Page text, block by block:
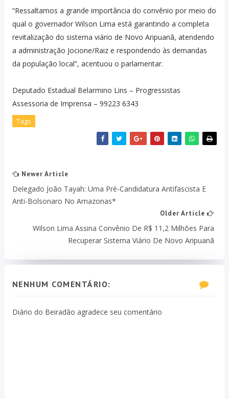
“Ressaltamos a grande importância do convênio por meio do
qual o governador Wilson Lima está garantindo a completa
revitalização do sistema viário de Novo Aripuanã, atendendo
a administração Jocione/Raiz e respondendo às demandas
da população local”, acentuou o parlamentar.
Deputado Estadual Belarmino Lins – Progressistas
Assessoria de Imprensa – 99223 6343
Tags
Newer Article
Delegado João Tayah: Uma Pré-Candidatura Antifascista E
Anti-Bolsonaro No Amazonas*
Older Article
Wilson Lima Assina Convênio De R$ 11,2 Milhões Para
Recuperar Sistema Viário De Novo Aripuanã
NENHUM COMENTÁRIO:
Diário do Beiradão agradece seu comentário